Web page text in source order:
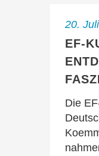
20.
EF-
Die